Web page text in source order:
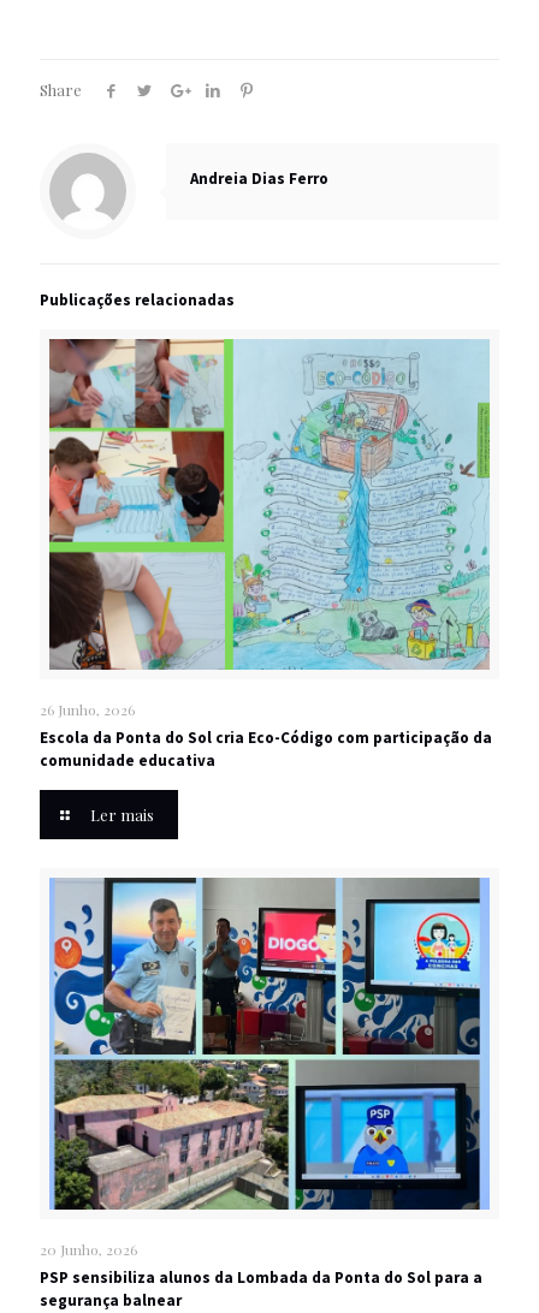
Share
Andreia Dias Ferro
Publicações relacionadas
26 Junho, 2026
Escola da Ponta do Sol cria Eco-Código com participação da
comunidade educativa
Ler mais
20 Junho, 2026
PSP sensibiliza alunos da Lombada da Ponta do Sol para a
segurança balnear